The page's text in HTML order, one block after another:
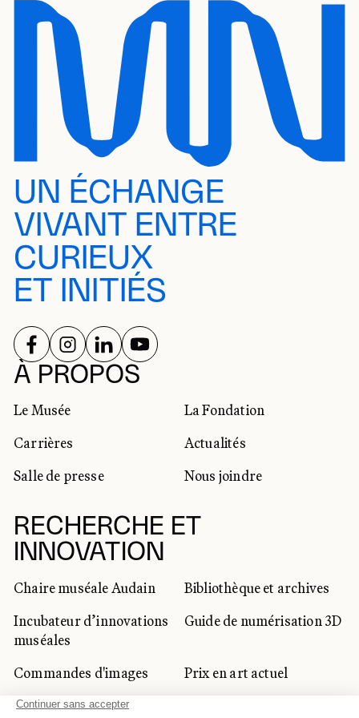
UN ÉCHANGE
VIVANT ENTRE
CURIEUX
ET INITIÉS
À PROPOS
Le Musée
La Fondation
Carrières
Actualités
Salle de presse
Nous joindre
RECHERCHE ET
INNOVATION
Chaire muséale Audain
Bibliothèque et archives
Incubateur d’innovations
muséales
Guide de numérisation 3D
Commandes d'images
Prix en art actuel
Prix Lynne-Cohen
RÉSEAUX SOCIAUX
SUIVEZ-NOUS SUR
SUIVEZ-NOUS SUR
SUIVEZ-NOUS SUR
SUIVEZ-NOUS SUR